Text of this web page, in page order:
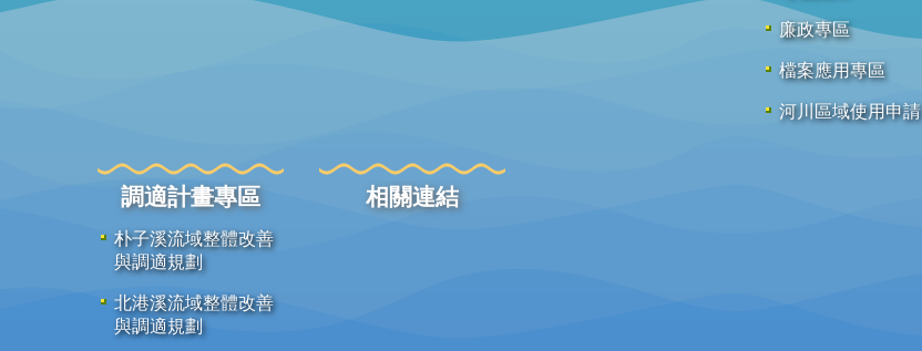
廉政專區
檔案應用專區
河川區域使用申請
調適計畫專區
朴子溪流域整體改善
與調適規劃
北港溪流域整體改善
與調適規劃
相關連結